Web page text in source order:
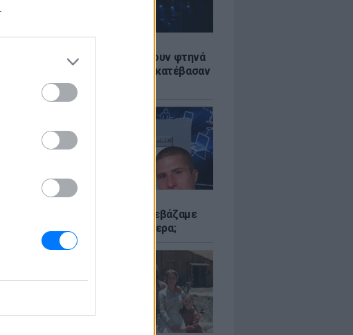
Οι συναυλίες επιτέλους βγάζουν φτηνά
εισιτήρια - Ποιοι καλλιτέχνες κατέβασαν
τις τιμές
Έφτιαξαν το Napster που κατεβάζαμε
μουσική - Πού βρίσκονται σήμερα;